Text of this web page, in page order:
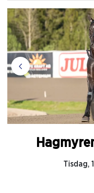
Tisdag,